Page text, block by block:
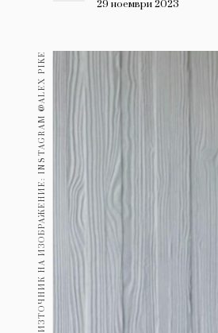
Здраве
Gentlemen
Wellness
ПОСЛЕДВАЙТЕ
НИ
29 ноември 2023
ИЗТОЧНИК НА ИЗОБРАЖЕНИЕ: INSTAGRAM @ALEX PIKE